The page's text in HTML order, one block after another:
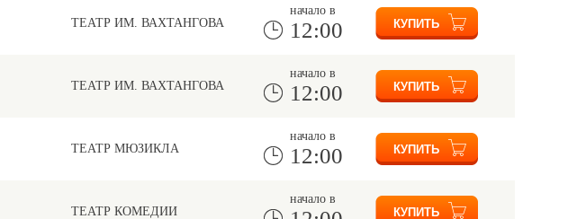
ТЕАТР ИМ. ВАХТАНГОВА
начало в
12:00
ТЕАТР ИМ. ВАХТАНГОВА
начало в
12:00
ТЕАТР МЮЗИКЛА
начало в
12:00
ТЕАТР КОМЕДИИ
начало в